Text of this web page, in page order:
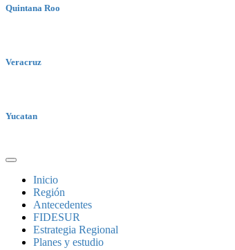
Quintana Roo
Veracruz
Yucatan
Inicio
Región
Antecedentes
FIDESUR
Estrategia Regional
Planes y estudio